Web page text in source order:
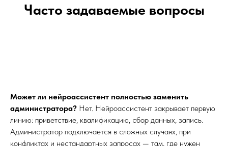
Часто задаваемые вопросы
Может ли нейроассистент полностью заменить
администратора? Нет. Нейроассистент закрывает первую
линию: приветствие, квалификацию, сбор данных, запись.
Администратор подключается в сложных случаях, при
конфликтах и нестандартных запросах — там, где нужен